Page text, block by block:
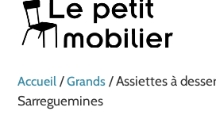
Accueil /Grands / Assiettes à
Sarreguemines